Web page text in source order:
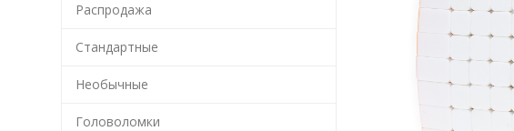
Распродажа
Стандартные
Необычные
Головоломки